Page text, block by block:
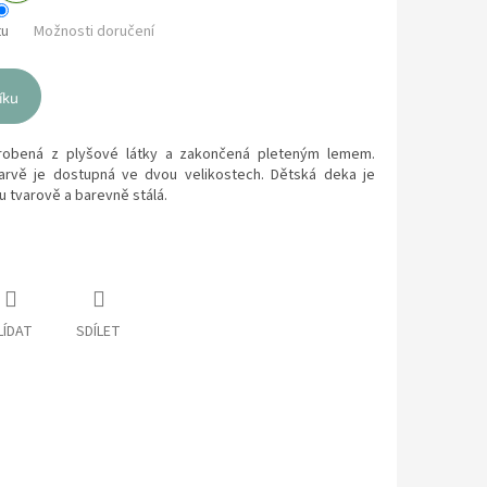
Možnosti doručení
z plyšové látky a zakončená pleteným lemem.
je dostupná ve dvou velikostech. Dětská deka je
tvarově a barevně stálá.
SDÍLET